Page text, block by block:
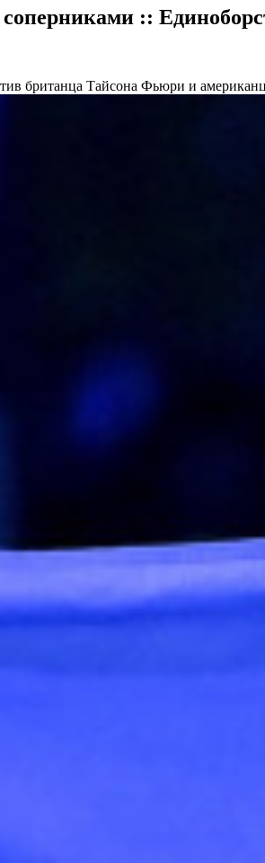
соперниками ::
британца Тайсона Фьюри и